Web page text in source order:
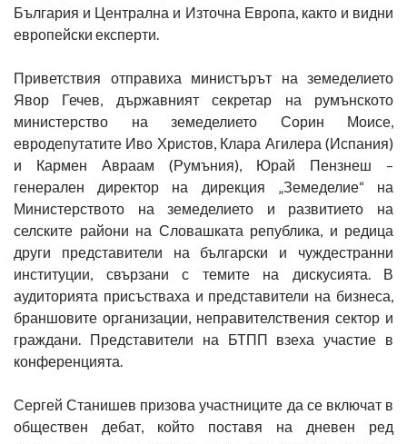
България и Централна и Източна Европа, както и видни
европейски експерти.
Приветствия отправиха министърът на земеделието
Явор Гечев, държавният секретар на румънското
министерство на земеделието Сорин Моисе,
евродепутатите Иво Христов, Клара Агилера (Испания)
и Кармен Авраам (Румъния), Юрай Пензнеш –
генерален директор на дирекция „Земеделие“ на
Министерството на земеделието и развитието на
селските райони на Словашката република, и редица
други представители на български и чуждестранни
институции, свързани с темите на дискусията. В
аудиторията присъстваха и представители на бизнеса,
браншовите организации, неправителствения сектор и
граждани. Представители на БТПП взеха участие в
конференцията.
Сергей Станишев призова участниците да се включат в
обществен дебат, който поставя на дневен ред